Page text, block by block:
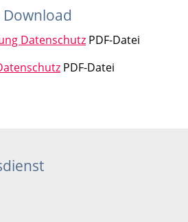
Datenschutz PDF-Datei
PDF-Datei